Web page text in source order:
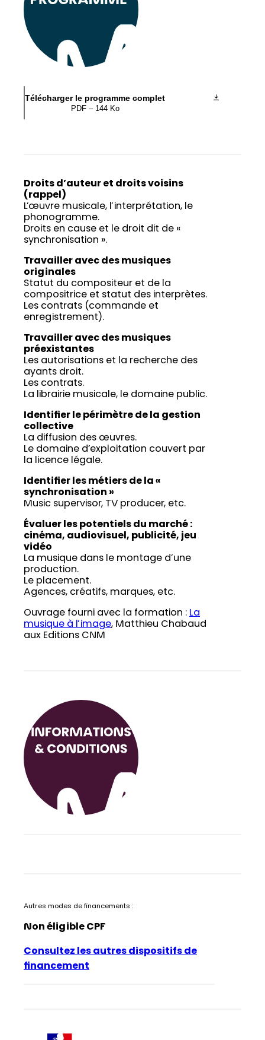
Télécharger le programme complet
PDF – 144 Ko
Droits d’auteur et droits voisins
(rappel)
L’œuvre musicale, l’interprétation, le
phonogramme.
Droits en cause et le droit dit de «
synchronisation ».
Travailler avec des musiques
originales
Statut du compositeur et de la
compositrice et statut des interprètes.
Les contrats (commande et
enregistrement).
Travailler avec des musiques
préexistantes
Les autorisations et la recherche des
ayants droit.
Les contrats.
La librairie musicale, le domaine public.
Identifier le périmètre de la gestion
collective
La diffusion des œuvres.
Le domaine d’exploitation couvert par
la licence légale.
Identifier les métiers de la «
synchronisation »
Music supervisor, TV producer, etc.
Évaluer les potentiels du marché :
cinéma, audiovisuel, publicité, jeu
vidéo
La musique dans le montage d’une
production.
Le placement.
Agences, créatifs, marques, etc.
Ouvrage fourni avec la formation : La
musique à l’image, Matthieu Chabaud
aux Editions CNM
Autres modes de financements :
Non éligible CPF
Consultez les autres dispositifs de
financement